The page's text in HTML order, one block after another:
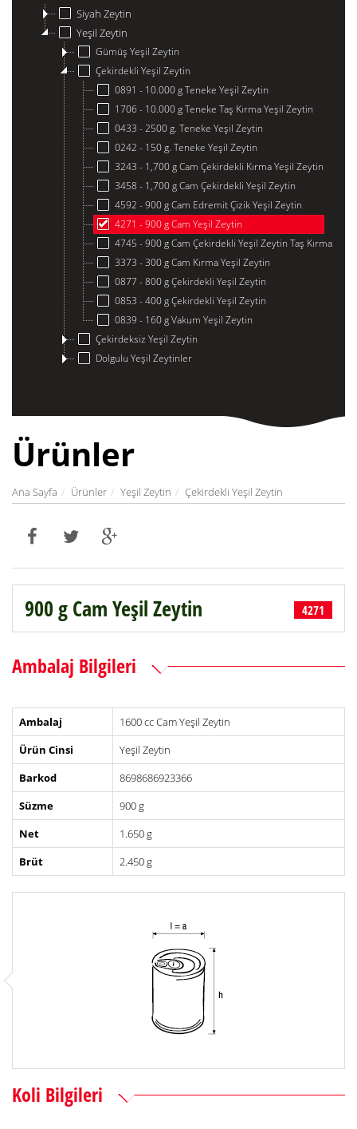
Siyah Zeytin
Yeşil Zeytin
Gümüş Yeşil Zeytin
Çekirdekli Yeşil Zeytin
0891 - 10.000 g Teneke Yeşil Zeytin
1706 - 10.000 g Teneke Taş Kırma Yeşil Zeytin
0433 - 2500 g. Teneke Yeşil Zeytin
0242 - 150 g. Teneke Yeşil Zeytin
3243 - 1,700 g Cam Çekirdekli Kırma Yeşil Zeytin
3458 - 1,700 g Cam Çekirdekli Yeşil Zeytin
4592 - 900 g Cam Edremit Çizik Yeşil Zeytin
4271 - 900 g Cam Yeşil Zeytin
4745 - 900 g Cam Çekirdekli Yeşil Zeytin Taş Kırma
3373 - 300 g Cam Kırma Yeşil Zeytin
0877 - 800 g Çekirdekli Yeşil Zeytin
0853 - 400 g Çekirdekli Yeşil Zeytin
0839 - 160 g Vakum Yeşil Zeytin
Çekirdeksiz Yeşil Zeytin
Dolgulu Yeşil Zeytinler
Ürünler
Ana Sayfa Ürünler Yeşil Zeytin Çekirdekli Yeşil Zeytin
900 g Cam Yeşil Zeytin 4271
Ambalaj Bilgileri
Ambalaj
1600 cc Cam Yeşil Zeytin
Ürün Cinsi
Yeşil Zeytin
Barkod
8698686923366
Süzme
900 g
Net
1.650 g
Brüt
2.450 g
Koli Bilgileri